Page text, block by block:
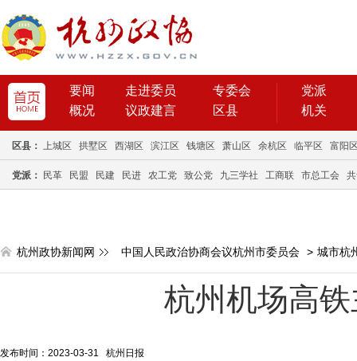
要闻 走进委员
专委会
概况
议政建言 区县
党派
机关
区县： 上城区 拱墅区 西湖区 滨江区 钱塘区 萧山区 余杭区 临平区 富阳
党派： 民革 民盟 民建 民进 农工党 致公党 九三学社 工商联 市总工会
杭州政协新闻网 中国人民政治协商会议杭州市委员会 > 城市杭
杭州机场高
发布时间：2023-03-31 杭州日报